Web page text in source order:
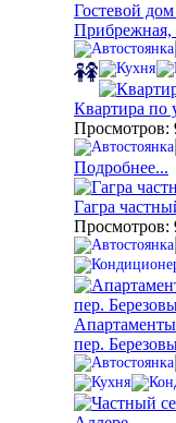
Гостевой
Прибрежная,
Квартира по
Просмотров:
Подробнее...
Гагра
Просмотров:
пер.